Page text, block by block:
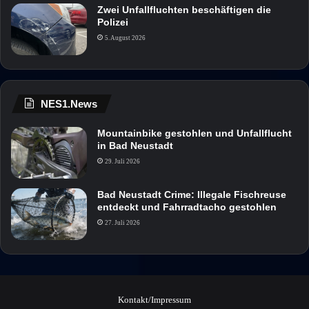
Zwei Unfallfluchten beschäftigen die
Polizei
5. August 2026
NES1.News
Mountainbike gestohlen und Unfallflucht
in Bad Neustadt
29. Juli 2026
Bad Neustadt Crime: Illegale Fischreuse
entdeckt und Fahrradtacho gestohlen
27. Juli 2026
Kontakt/Impressum